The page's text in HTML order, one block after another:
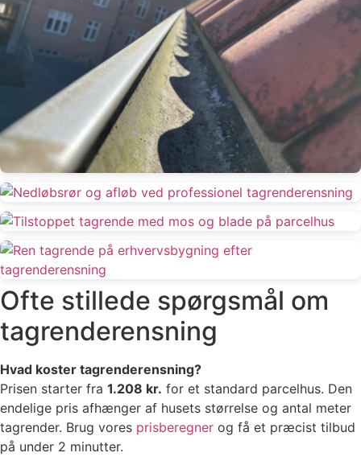
Ofte stillede spørgsmål om
tagrenderensning
Hvad koster tagrenderensning?
Prisen starter fra 1.208 kr. for et standard parcelhus. Den
endelige pris afhænger af husets størrelse og antal meter
tagrender. Brug vores prisberegner og få et præcist tilbud
på under 2 minutter.